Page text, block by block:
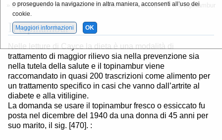
L'Enciclopedia della Salute » Lettera - T - »Lettera - T - » Il topinambur
Il topinambur
Nelle letture di Cayce la dieta è una modalità di
trattamento di maggior rilievo sia nella prevenzione sia
nella tutela della salute e il topinambur viene
raccomandato in quasi 200 trascrizioni come alimento per
un trattamento specifico in casi che vanno dall’artrite al
diabete e alla vitiligine.
La domanda se usare il topinambur fresco o essiccato fu
posta nel dicembre del 1940 da una donna di 45 anni per
suo marito, il sig. [470]. :
o proseguendo la navigazione in altra maniera, acconsenti all’uso dei
cookie.
Maggiori informazioni
OK